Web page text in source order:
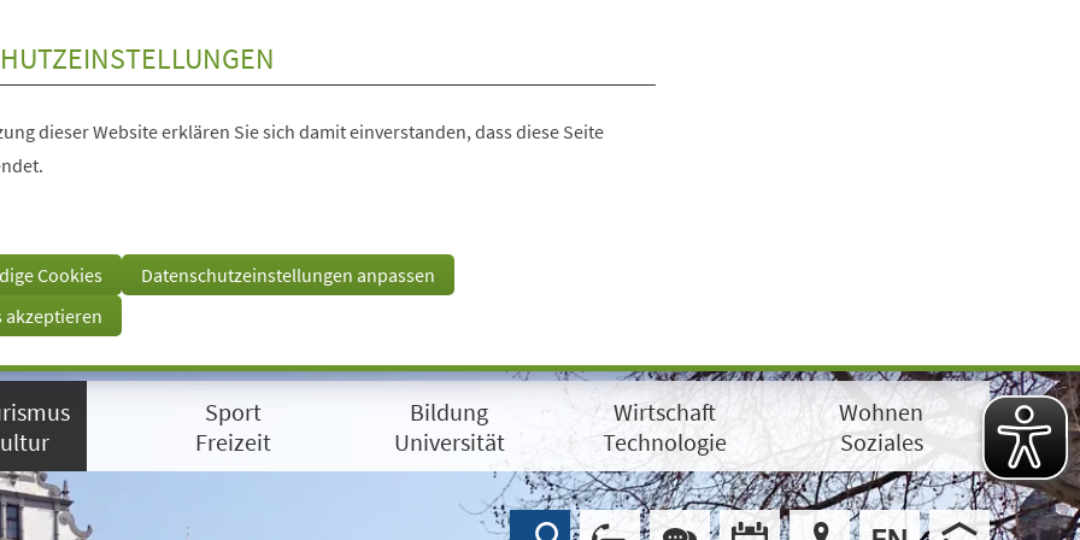
dieser Website erklären Sie sich damit einverstanden, dass diese Seite
Cookies
Datenschutzeinstellungen anpassen
akzeptieren
Sport
Freizeit
Bildung
Universität
Wirtschaft
Technologie
Wohnen
Soziales